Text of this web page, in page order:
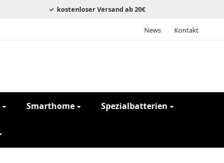
kostenloser Versand ab 20€
News Kontakt
Smarthome Spezialbatterien